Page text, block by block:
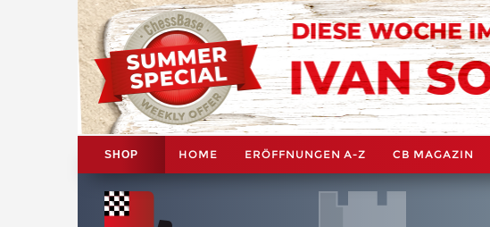
SHOP HOME ERÖFFNUNGEN A-Z CB MAGAZIN